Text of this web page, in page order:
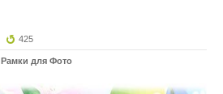
425
Рамки для Фото